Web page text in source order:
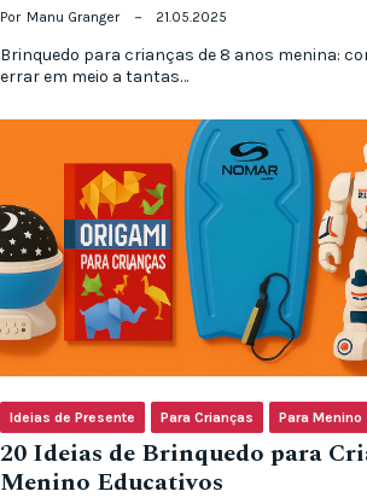
Por Manu Granger 21.05.2025
Brinquedo para crianças de 8 anos menina:
errar em meio a tantas…
Ideias de Presente Para Crianças Para Menino
20 Ideias de Brinquedo para
Menino Educativos